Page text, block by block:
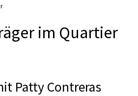
im Quartier
Patty Contreras